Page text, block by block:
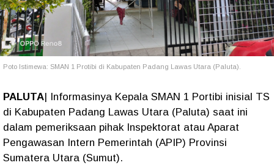
Poto Istimewa: SMAN 1 Protibi di Kabupaten Padang Lawas Utara (Paluta).
PALUTA| Informasinya Kepala SMAN 1 Portibi inisial TS
di Kabupaten Padang Lawas Utara (Paluta) saat ini
dalam pemeriksaan pihak Inspektorat atau Aparat
Pengawasan Intern Pemerintah (APIP) Provinsi
Sumatera Utara (Sumut).